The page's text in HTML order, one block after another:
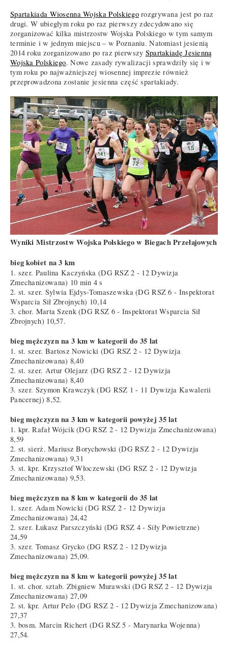
Spartakiada Wiosenna Wojska Polskiegorozgrywana jest po raz
drugi. W ubiegłym roku po raz pierwszy zdecydowano się
zorganizować kilka mistrzostw Wojska Polskiego w tym samym
terminie i w jednym miejscu – w Poznaniu. Natomiast jesienią
2014 roku zorganizowano po raz pierwszy Spartakiadę Jesienną
Wojska Polskiego. Nowe zasady rywalizacji sprawdziły się i w
tym roku po najważniejszej wiosennej imprezie również
przeprowadzona zostanie jesienna część spartakiady.
Wyniki Mistrzostw Wojska Polskiego w Biegach Przełajowych
bieg kobiet na 3 km
1. szer. Paulina Kaczyńska (DG RSZ 2 - 12 Dywizja
Zmechanizowana) 10 min 4 s
2. st. szer. Sylwia Ejdys-Tomaszewska (DG RSZ 6 - Inspektorat
Wsparcia Sił Zbrojnych) 10,14
3. chor. Marta Szenk (DG RSZ 6 - Inspektorat Wsparcia Sił
Zbrojnych) 10,57.
bieg mężczyzn na 3 km w kategorii do 35 lat
1. st. szer. Bartosz Nowicki (DG RSZ 2 - 12 Dywizja
Zmechanizowana) 8,40
2. st. szer. Artur Olejarz (DG RSZ 2 - 12 Dywizja
Zmechanizowana) 8,40
3. szer. Szymon Krawczyk (DG RSZ 1 - 11 Dywizja Kawalerii
Pancernej) 8,52.
bieg mężczyzn na 3 km w kategorii powyżej 35 lat
1. kpr. Rafał Wójcik (DG RSZ 2 - 12 Dywizja Zmechanizowana)
8,59
2. st. sierż. Mariusz Borychowski (DG RSZ 2 - 12 Dywizja
Zmechanizowana) 9,31
3. st. kpr. Krzysztof Włoczewski (DG RSZ 2 - 12 Dywizja
Zmechanizowana) 9,53.
bieg mężczyzn na 8 km w kategorii do 35 lat
1. szer. Adam Nowicki (DG RSZ 2 - 12 Dywizja
Zmechanizowana) 24,42
2. szer. Łukasz Parszczyński (DG RSZ 4 - Siły Powietrzne)
24,59
3. szer. Tomasz Grycko (DG RSZ 2 - 12 Dywizja
Zmechanizowana) 25,09.
bieg mężczyzn na 8 km w kategorii powyżej 35 lat
1. st. chor. sztab. Zbigniew Murawski (DG RSZ 2 - 12 Dywizja
Zmechanizowana) 27,09
2. st. kpr. Artur Pelo (DG RSZ 2 - 12 Dywizja Zmechanizowana)
27,37
3. bosm. Marcin Richert (DG RSZ 5 - Marynarka Wojenna)
27,54.